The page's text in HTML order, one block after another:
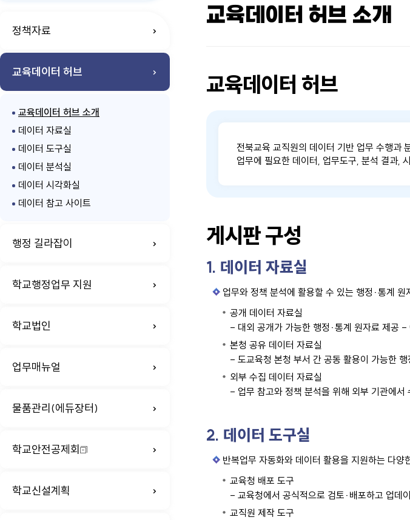
정책자료
교육데이터 허브
교육데이터 허브 소개
데이터 자료실
데이터 도구실
데이터 분석실
데이터 시각화실
데이터 참고 사이트
행정 길라잡이
학교행정업무 지원
학교법인
업무매뉴얼
물품관리(에듀장터)
학교안전공제회
학교신설계획
교육데이터 허브 소개
교육데이터 허브
전북교육 교직원의 데이터 기반 업무 수행과
업무에 필요한 데이터, 업무도구, 분석 결과,
게시판 구성
1. 데이터 자료실
업무와 정책 분석에 활용할 수 있는 행정·통계 원
공개 데이터 자료실
- 대외 공개가 가능한 행정·통계 원자료 제공
본청 공유 데이터 자료실
- 도교육청 본청 부서 간 공동 활용이 가능한
외부 수집 데이터 자료실
- 업무 참고와 정책 분석을 위해 외부 기관에
2. 데이터 도구실
반복업무 자동화와 데이터 활용을 지원하는 다양
교육청 배포 도구
- 교육청에서 공식적으로 검토·배포하고 업데
교직원 제작 도구